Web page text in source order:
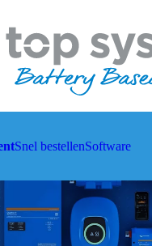
Snel bestellenSoftware